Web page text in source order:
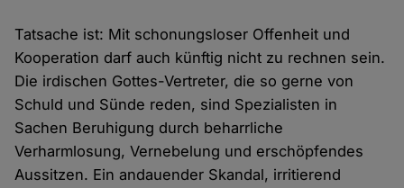
Tatsache ist: Mit schonungsloser Offenheit und
Kooperation darf auch künftig nicht zu rechnen sein.
Die irdischen Gottes-Vertreter, die so gerne von
Schuld und Sünde reden, sind Spezialisten in
Sachen Beruhigung durch beharrliche
Verharmlosung, Vernebelung und erschöpfendes
Aussitzen. Ein andauender Skandal, irritierend